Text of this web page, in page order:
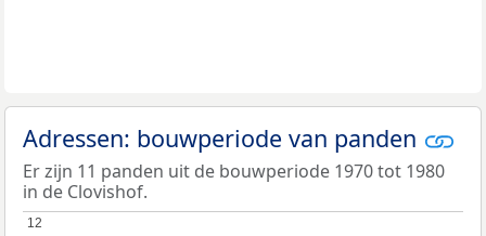
Adressen: bouwperiode van panden
Er zijn 11 panden uit de bouwperiode 1970 tot 1980
in de Clovishof.
12
12